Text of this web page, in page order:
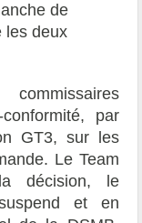
de
les deux
par
GT3, sur les
Le Team
décision, le
et en